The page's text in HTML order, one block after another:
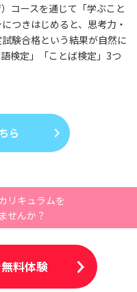
コースを通じて「学ぶこと
つきはじめると、思考力・
験合格という結果が自然に
検定」「ことば検定」3つ
ら
リキュラムを
せんか？
料体験